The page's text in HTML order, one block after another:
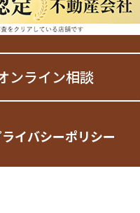
ンライン相談
イバシーポリシー